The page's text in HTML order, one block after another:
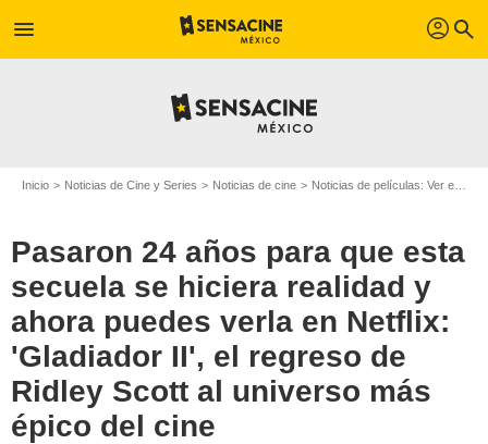
menu profil search
Inicio Noticias de Cine y Series Noticias de cine Noticias de películas: Ver en la web
Pasaron 24 años para que esta
secuela se hiciera realidad y
ahora puedes verla en Netflix:
'Gladiador II', el regreso de
Ridley Scott al universo más
épico del cine